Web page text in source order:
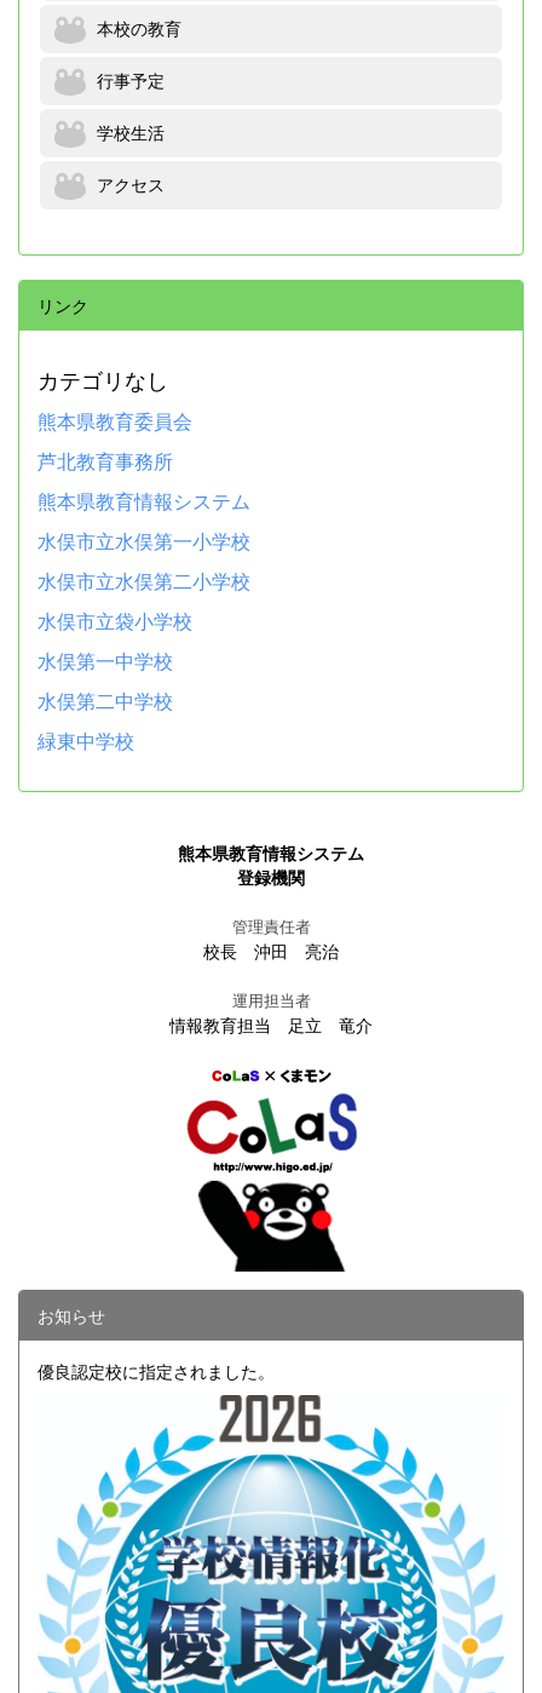
本校の教育
行事予定
学校生活
アクセス
リンク
カテゴリなし
熊本県教育委員会
芦北教育事務所
熊本県教育情報システム
水俣市立水俣第一小学校
水俣市立水俣第二小学校
水俣市立袋小学校
水俣第一中学校
水俣第二中学校
緑東中学校
熊本県教育情報システム
登録機関
管理責任者
校長 沖田 亮治
運用担当者
情報教育担当 足立 竜介
お知らせ
優良認定校に指定されました。